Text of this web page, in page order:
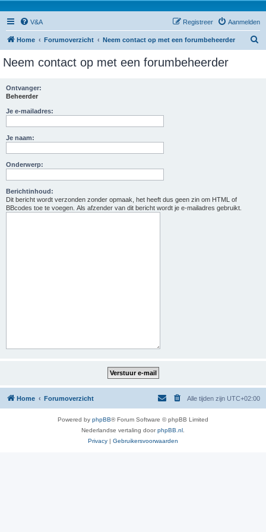
V&A Aanmelden
Registreer
Home Forumoverzicht Neem contact op met een forumbeheerder
Neem contact op met een forumbeheerder
Ontvanger:
Beheerder
Je e-mailadres:
Je naam:
Onderwerp:
Berichtinhoud:
Dit bericht wordt verzonden zonder opmaak, het heeft dus geen zin om HTML of
BBcodes toe te voegen. Als afzender van dit bericht wordt je e-mailadres gebruikt.
Home Forumoverzicht Alle tijden zijn UTC+02:00
Powered by phpBB® Forum Software © phpBB Limited
Nederlandse vertaling doorphpBB.nl
Privacy | Gebruikersvoorwaarden